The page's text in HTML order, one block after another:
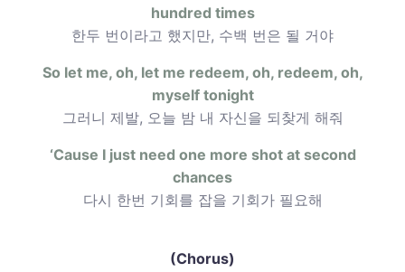
hundred times
한두 번이라고 했지만, 수백 번은 될 거야
So let me, oh, let me redeem, oh, redeem, oh,
myself tonight
그러니 제발, 오늘 밤 내 자신을 되찾게 해줘
‘Cause I just need one more shot at second
chances
다시 한번 기회를 잡을 기회가 필요해
(Chorus)